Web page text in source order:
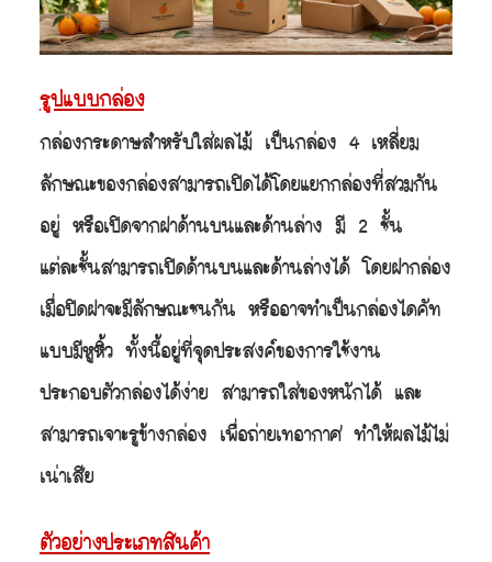
รูปแบบกล่อง
กล่องกระดาษสำหรับใส่ผลไม้ เป็นกล่อง 4 เหลี่ยม
ลักษณะของกล่องสามารถเปิดได้โดยแยกกล่องที่สวมกัน
อยู่ หรือเปิดจากฝาด้านบนและด้านล่าง มี 2 ชั้น
แต่ละชั้นสามารถเปิดด้านบนและด้านล่างได้ โดยฝากล่อง
เมื่อปิดฝาจะมีลักษณะชนกัน หรืออาจทำเป็นกล่องไดคัท
แบบมีหูหิ้ว ทั้งนี้อยู่ที่จุดประสงค์ของการใช้งาน
ประกอบตัวกล่องได้ง่าย สามารถใส่ของหนักได้ และ
สามารถเจาะรูข้างกล่อง เพื่อถ่ายเทอากาศ ทำให้ผลไม้ไม่
เน่าเสีย
ตัวอย่างประเภทสินค้า